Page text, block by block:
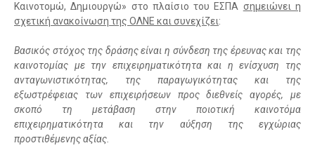
Καινοτομώ, Δημιουργώ» στο πλαίσιο του ΕΣΠΑ σημειώνει η
σχετική ανακοίνωση της ΟΛΝΕ και συνεχίζει:
Βασικός στόχος της δράσης είναι η σύνδεση της έρευνας και της
καινοτομίας με την επιχειρηματικότητα και η ενίσχυση της
ανταγωνιστικότητας, της παραγωγικότητας και της
εξωστρέφειας των επιχειρήσεων προς διεθνείς αγορές, με
σκοπό τη μετάβαση στην ποιοτική καινοτόμα
επιχειρηματικότητα και την αύξηση της εγχώριας
προστιθέμενης αξίας.